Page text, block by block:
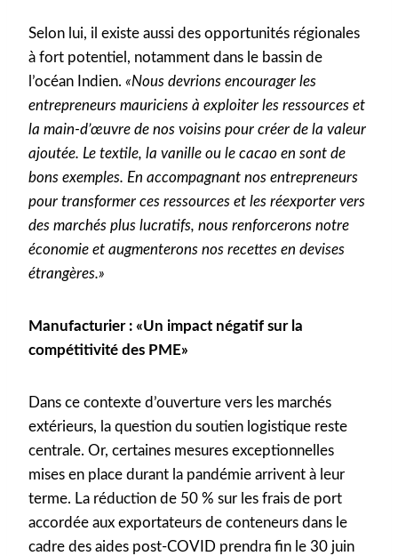
Selon lui, il existe aussi des opportunités régionales
à fort potentiel, notamment dans le bassin de
l’océan Indien. «Nous devrions encourager les
entrepreneurs mauriciens à exploiter les ressources et
la main-d’œuvre de nos voisins pour créer de la valeur
ajoutée. Le textile, la vanille ou le cacao en sont de
bons exemples. En accompagnant nos entrepreneurs
pour transformer ces ressources et les réexporter vers
des marchés plus lucratifs, nous renforcerons notre
économie et augmenterons nos recettes en devises
étrangères.»
Manufacturier : «Un impact négatif sur la
compétitivité des PME»
Dans ce contexte d’ouverture vers les marchés
extérieurs, la question du soutien logistique reste
centrale. Or, certaines mesures exceptionnelles
mises en place durant la pandémie arrivent à leur
terme. La réduction de 50 % sur les frais de port
accordée aux exportateurs de conteneurs dans le
cadre des aides post-COVID prendra fin le 30 juin